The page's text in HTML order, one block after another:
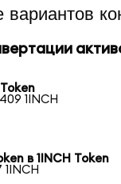
1INCH
в 1INCH Token
1INCH